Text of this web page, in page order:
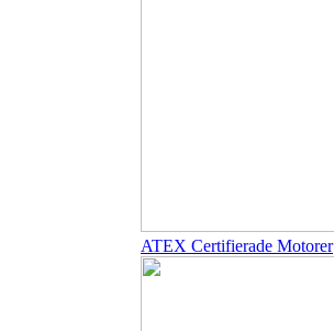
ATEX Certifierade Motorer